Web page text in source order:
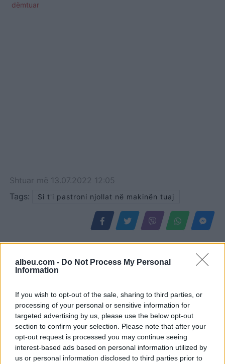
albeu.com - Do Not Process My Personal
Information
If you wish to opt-out of the sale, sharing to third parties, or
processing of your personal or sensitive information for
targeted advertising by us, please use the below opt-out
section to confirm your selection. Please note that after your
opt-out request is processed you may continue seeing
interest-based ads based on personal information utilized by
us or personal information disclosed to third parties prior to
dëmtuar
Shtuar më 13.07.2022 12:05
Tags:
Si t'i pastroni njollat në makinën tuaj
Si e ul stresin Bill Gates?
Dy ritualet e mbrëmjes që
Dera e dhomës së fëmijës,
e hapur apo e mbyllur? Ja